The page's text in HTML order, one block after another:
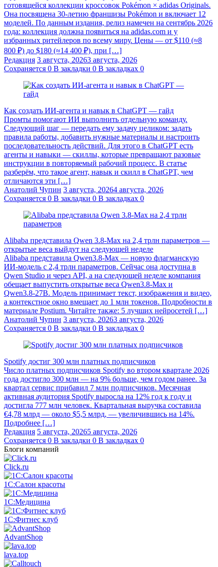
готовящейся коллекции кроссовок Pokémon × adidas Originals.
Она посвящена 30-летию франшизы Pokémon и включает 12
моделей. По данным издания, релиз намечен на сентябрь 2026
года: коллекция должна появиться на adidas.com и у
избранных ритейлеров по всему миру. Цены — от $110 (≈8
800 ₽) до $180 (≈14 400 ₽), при […]
Редакция 3 августа, 20263 августа, 2026
Сохраняется 0 В закладки 0 В закладках 0
Как создать ИИ-агента и навык в ChatGPT — гайд
Промты помогают ИИ выполнить отдельную команду.
Следующий шаг — передать ему задачу целиком: задать
правила работы, добавить нужные материалы и настроить
последовательность действий. Для этого в ChatGPT есть
агенты и навыки — скиллы, которые превращают разовые
инструкции в повторяемый рабочий процесс. В статье
разберём, что такое агент, навык и скилл в ChatGPT, чем
отличаются эти […]
Анатолий Чупин 3 августа, 20264 августа, 2026
Сохраняется 0 В закладки 0 В закладках 0
Alibaba представила Qwen 3.8‑Max на 2,4 трлн параметров —
открытые веса выйдут на следующей неделе
Alibaba представила Qwen3.8‑Max — новую флагманскую
ИИ-модель с 2,4 трлн параметров. Сейчас она доступна в
Qwen Studio и через API, а на следующей неделе компания
обещает выпустить открытые веса Qwen3.8‑Max и
Qwen3.8‑27B. Модель принимает текст, изображения и видео,
а контекстное окно вмещает до 1 млн токенов. Подробности в
материале Postium. Читайте также: 5 лучших нейросетей […]
Анатолий Чупин 3 августа, 20263 августа, 2026
Сохраняется 0 В закладки 0 В закладках 0
Spotify достиг 300 млн платных подписчиков
Число платных подписчиков Spotify во втором квартале 2026
года достигло 300 млн — на 9% больше, чем годом ранее. За
квартал сервис прибавил 7 млн подписчиков. Месячная
активная аудитория Spotify выросла на 12% год к году и
достигла 777 млн человек. Квартальная выручка составила
€4,78 млрд — около $5,5 млрд, — увеличившись на 14%.
Подробнее […]
Редакция 5 августа, 20265 августа, 2026
Сохраняется 0 В закладки 0 В закладках 0
Блоги компаний
Click.ru
1С:Салон красоты
1С:Медицина
1С:Фитнес клуб
AdvantShop
lava.top